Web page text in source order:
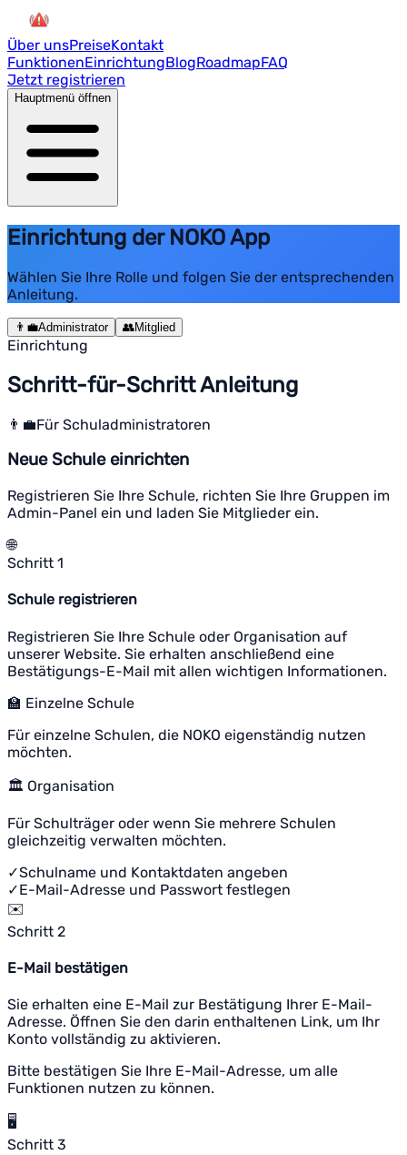
Über unsPreiseKontakt
FunktionenEinrichtungBlogRoadmapFAQ
Jetzt registrieren
Hauptmenü öffnen
Einrichtung der NOKO App
Wählen Sie Ihre Rolle und folgen Sie der entsprechenden
Anleitung.
👨‍💼Administrator 👥Mitglied
Einrichtung
Schritt-für-Schritt Anleitung
👨‍💼Für Schuladministratoren
Neue Schule einrichten
Registrieren Sie Ihre Schule, richten Sie Ihre Gruppen im
Admin-Panel ein und laden Sie Mitglieder ein.
🌐
Schritt 1
Schule registrieren
Registrieren Sie Ihre Schule oder Organisation auf
unserer Website. Sie erhalten anschließend eine
Bestätigungs-E-Mail mit allen wichtigen Informationen.
🏫 Einzelne Schule
Für einzelne Schulen, die NOKO eigenständig nutzen
möchten.
🏛️ Organisation
Für Schulträger oder wenn Sie mehrere Schulen
gleichzeitig verwalten möchten.
✓Schulname und Kontaktdaten angeben
✓E-Mail-Adresse und Passwort festlegen
✉️
Schritt 2
E-Mail bestätigen
Sie erhalten eine E-Mail zur Bestätigung Ihrer E-Mail-
Adresse. Öffnen Sie den darin enthaltenen Link, um Ihr
Konto vollständig zu aktivieren.
Bitte bestätigen Sie Ihre E-Mail-Adresse, um alle
Funktionen nutzen zu können.
🖥️
Schritt 3